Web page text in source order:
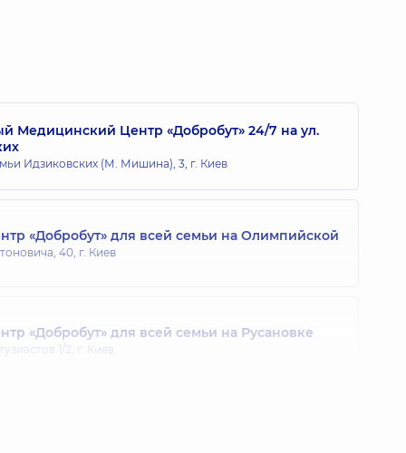
диагностики; Терапевт,12 лет опыта
Анатольевна
Медицинский Центр «Добробут» 24/7 на ул.
Идзиковских (М. Мишина), 3, г. Киев
«Добробут» для всей семьи на Олимпийской
40, г. Киев
«Добробут» для всей семьи на Русановке
1/2, г. Киев